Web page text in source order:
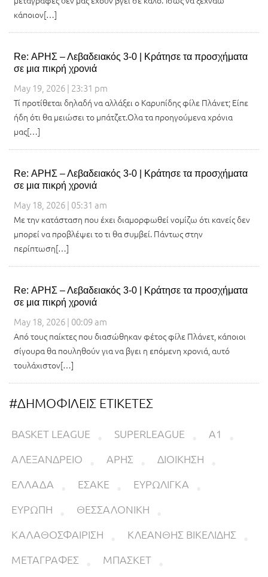
κάποιον[…]
Re: ΑΡΗΣ – Λεβαδειακός 3-0 | Κράτησε τα προσχήματα
σε μια πικρή χρονιά
May 19, 2026 | 23:31 pm
Τί προτίθεται δηλαδή να αλλάξει ο Καρυπίδης φίλε Πλάνετ; Είπε
ήδη ότι θα μειώσει το μπάτζετ.Ολα τα προηγούμενα χρόνια
μας[…]
Re: ΑΡΗΣ – Λεβαδειακός 3-0 | Κράτησε τα προσχήματα
σε μια πικρή χρονιά
May 18, 2026 | 05:31 am
Με την κατάσταση που έχει διαμορφωθεί νομίζω ότι κανείς δεν
μπορεί να προβλέψει το τι θα συμβεί. Πάντως στην
περίπτωση[…]
Re: ΑΡΗΣ – Λεβαδειακός 3-0 | Κράτησε τα προσχήματα
σε μια πικρή χρονιά
May 18, 2026 | 00:09 am
Από τους παίκτες που διασώθηκαν φέτος φίλε Πλάνετ, κάποιοι
σίγουρα θα πουληθούν για να βγει η επόμενη χρονιά, αυτό
τουλάχιστον[…]
#ΔΗΜΟΦΙΛΕΙΣ ΕΤΙΚΕΤΕΣ
BASKET LEAGUE SUPERLEAGUE
Α1
ΑΛΕΞΑΝΔΡΕΙΟ
ΑΡΗΣ
ΔΙΟΙΚΗΣΗ
ΕΛΛΑΔΑ
ΕΣΑΚΕ
ΕΥΡΩΛΙΓΚΑ
ΕΥΡΩΠΗ
ΘΕΣΣΑΛΟΝΙΚΗ
ΚΑΛΑΘΟΣΦΑΙΡΙΣΗ
ΚΛΕΑΝΘΗΣ ΒΙΚΕΛΙΔΗΣ
ΜΕΤΑΓΡΑΦΕΣ
ΜΠΑΣΚΕΤ